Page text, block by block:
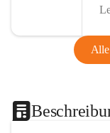
Alle